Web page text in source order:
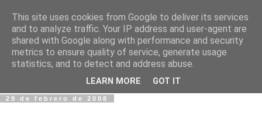
Fotos y Cosas
Miguel Sáenz de Santa María Elizalde
"Un blog es como un diario, pero sin candado".
29 de febrero de 2008
This site uses cookies from Google to deliver its services
and to analyze traffic. Your IP address and user-agent are
shared with Google along with performance and security
metrics to ensure quality of service, generate usage
statistics, and to detect and address abuse.
LEARN MORE GOT IT